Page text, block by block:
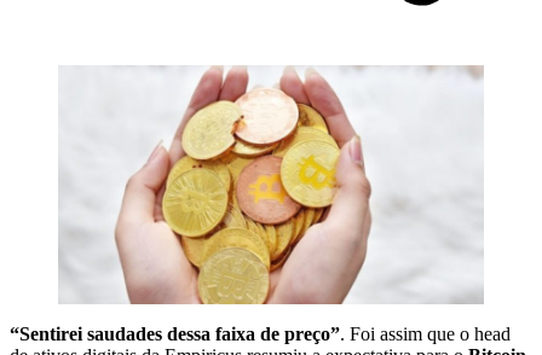
“Sentirei saudades dessa faixa de preço”. Foi assim que o head